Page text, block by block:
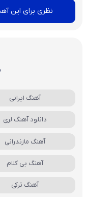
نظری برای این
آهنگ ایرانی
دانلود آهنگ لری
آهنگ مازندرانی
آهنگ بی کلام
آهنگ ترکی